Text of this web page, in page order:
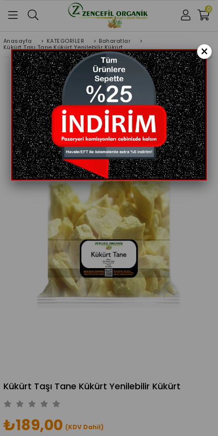
0
Anasayfa > KATEGORİLER > Baharatlar
>
Kükürt Taşı Tane Kükürt Yenilebilir Kükürt
Kükürt Taşı Tane Kükürt Yenilebilir Kükürt
₺189,00 (KDV Dahil)
×